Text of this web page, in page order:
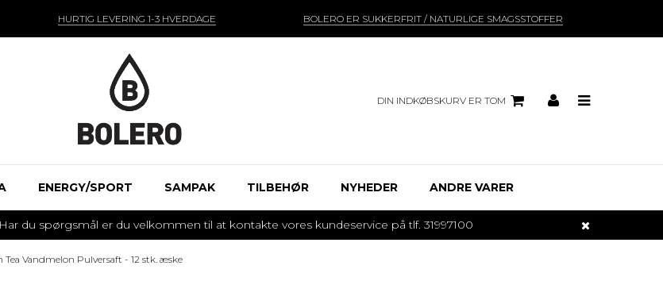
HURTIG LEVERING 1-3 HVERDAGE BOLERO ER SUKKERFRIT / NATURLIGE SMAGSSTOFFER
DIN INDKØBSKURV ER TOM
ENERGY/SPORT SAMPAK TILBEHØR NYHEDER ANDRE VARER
du spørgsmål er du velkommen til at kontakte vores kundeservice på tlf. 31997100
Tea Vandmelon Pulversaft - 12 stk. æske